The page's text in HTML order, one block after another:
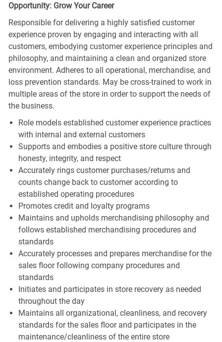
Opportunity: Grow Your Career
Responsible for delivering a highly satisfied customer
experience proven by engaging and interacting with all
customers, embodying customer experience principles and
philosophy, and maintaining a clean and organized store
environment. Adheres to all operational, merchandise, and
loss prevention standards. May be cross-trained to work in
multiple areas of the store in order to support the needs of
the business.
Role models established customer experience practices
with internal and external customers
Supports and embodies a positive store culture through
honesty, integrity, and respect
Accurately rings customer purchases/returns and
counts change back to customer according to
established operating procedures
Promotes credit and loyalty programs
Maintains and upholds merchandising philosophy and
follows established merchandising procedures and
standards
Accurately processes and prepares merchandise for the
sales floor following company procedures and
standards
Initiates and participates in store recovery as needed
throughout the day
Maintains all organizational, cleanliness, and recovery
standards for the sales floor and participates in the
maintenance/cleanliness of the entire store